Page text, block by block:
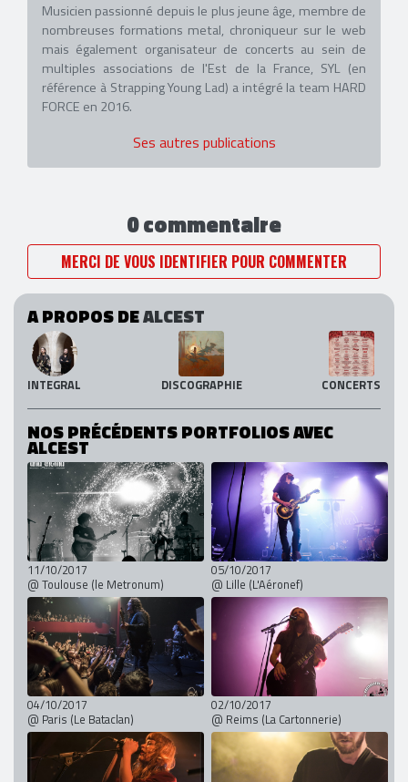
Musicien passionné depuis le plus jeune âge, membre de
nombreuses formations metal, chroniqueur sur le web
mais également organisateur de concerts au sein de
multiples associations de l'Est de la France, SYL (en
référence à Strapping Young Lad) a intégré la team HARD
FORCE en 2016.
Ses autres publications
0 commentaire
MERCI DE VOUS IDENTIFIER POUR COMMENTER
A PROPOS DEALCEST
INTEGRAL DISCOGRAPHIE CONCERTS
NOS PRÉCÉDENTS PORTFOLIOS AVEC
ALCEST
11/10/2017
@ Toulouse (le Metronum)
05/10/2017
@ Lille (L'Aéronef)
04/10/2017
@ Paris (Le Bataclan)
02/10/2017
@ Reims (La Cartonnerie)